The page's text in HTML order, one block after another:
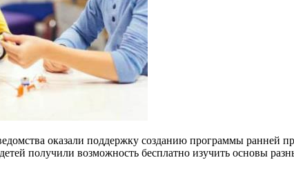
оказали поддержку созданию программы ранней
получили возможность бесплатно изучить основы